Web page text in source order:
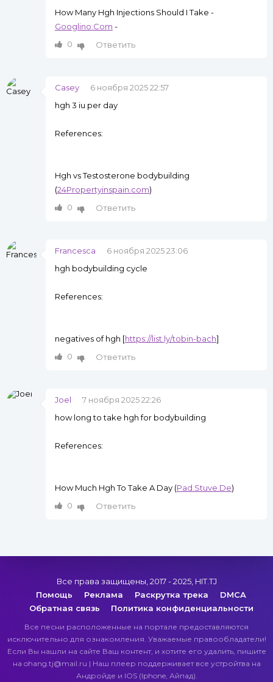
How Many Hgh Injections Should I Take -
Googlino.Com -
0
Ответить
Casey
6 ноября 2025 22:57
hgh 3 iu per day
References:
Hgh vs Testosterone bodybuilding
(24Propertyinspain.com)
0
Ответить
Francesca
6 ноября 2025 23:06
hgh bodybuilding cycle
References:
negatives of hgh [https://list.ly/tobin-bach]
0
Ответить
Joel
7 ноября 2025 22:26
how long to take hgh for bodybuilding
References:
How Much Hgh To Take A Day (Pad.Stuve.De)
0
Ответить
Все права защищены, 2017 - 2025, HIT.TJ
Помощь
Реклама Раскрутка трека
DMCA
Обратная связь
Политика конфиденциальности
Все песни расположенные на портале предоставляются
исключительно для ознакомления. Уважаемые правообладатели!
Если Вы нашли на сайте Ваш контент, и хотите его удалить, пишите
на ohang.tj@mail.ru | Наш плеер поддерживает все устройтва на
Андройде и IOS (Iphone, Айпад).